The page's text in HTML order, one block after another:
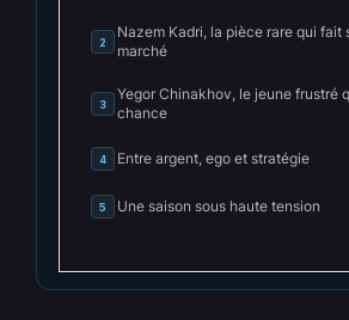
2
Nazem Kadri, la pièce rare qui fait
marché
3
Yegor Chinakhov, le jeune frustré
chance
4 Entre argent, ego et stratégie
5 Une saison sous haute tension